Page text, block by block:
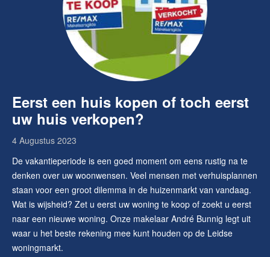
Eerst een huis kopen of toch eerst
uw huis verkopen?
4 Augustus 2023
De vakantieperiode is een goed moment om eens rustig na te
denken over uw woonwensen. Veel mensen met verhuisplannen
staan voor een groot dilemma in de huizenmarkt van vandaag.
Wat is wijsheid? Zet u eerst uw woning te koop of zoekt u eerst
naar een nieuwe woning. Onze makelaar André Bunnig legt uit
waar u het beste rekening mee kunt houden op de Leidse
woningmarkt.